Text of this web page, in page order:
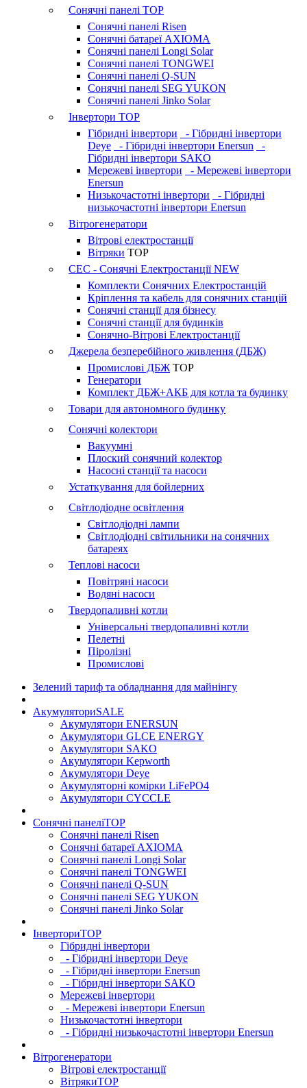
Сонячні панелі TOP
Сонячні панелі Risen
Сонячні батареї AXIOMA
Сонячні панелі Longi Solar
Сонячні панелі TONGWEI
Сонячні панелі Q-SUN
Сонячні панелі SEG YUKON
Сонячні панелі Jinko Solar
Інвертори TOP
Гібридні інвертори
- Гібридні інвертори
Deye
- Гібридні інвертори Enersun
-
Гібридні інвертори SAKO
Мережеві інвертори
- Мережеві інвертори
Enersun
Низькочастотні інвертори
- Гібридні
низькочастотні інвертори Enersun
Вітрогенератори
Вітрові електростанції
Вітряки TOP
СЕС - Сонячні Електростанції NEW
Комплекти Сонячних Електростанцій
Кріплення та кабель для сонячних станцій
Сонячні станції для бізнесу
Сонячні станції для будинків
Сонячно-Вітрові Електростанції
Джерела безперебійного живлення (ДБЖ)
Промислові ДБЖ TOP
Генератори
Комплект ДБЖ+АКБ для котла та будинку
Товари для автономного будинку
Сонячні колектори
Вакуумні
Плоский сонячний колектор
Насосні станції та насоси
Устаткування для бойлерних
Світлодіодне освітлення
Світлодіодні лампи
Світлодіодні світильники на сонячних
батареях
Теплові насоси
Повітряні насоси
Водяні насоси
Твердопаливні котли
Універсальні твердопаливні котли
Пелетні
Піролізні
Промислові
Зелений тариф та обладнання для майнінгу
АкумуляториSALE
Акумулятори ENERSUN
Акумулятори GLCE ENERGY
Акумулятори SAKO
Акумулятори Kepworth
Акумулятори Deye
Акумуляторні комірки LiFePO4
Акумулятори CYCCLE
Сонячні панеліTOP
Сонячні панелі Risen
Сонячні батареї AXIOMA
Сонячні панелі Longi Solar
Сонячні панелі TONGWEI
Сонячні панелі Q-SUN
Сонячні панелі SEG YUKON
Сонячні панелі Jinko Solar
ІнверториTOP
Гібридні інвертори
- Гібридні інвертори Deye
- Гібридні інвертори Enersun
- Гібридні інвертори SAKO
Мережеві інвертори
- Мережеві інвертори Enersun
Низькочастотні інвертори
- Гібридні низькочастотні інвертори Enersun
Вітрогенератори
Вітрові електростанції
ВітрякиTOP